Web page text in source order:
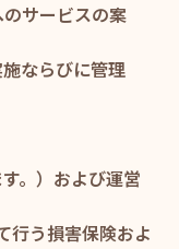
サービスの案
ならびに管理
。）および運営
行う損害保険およ